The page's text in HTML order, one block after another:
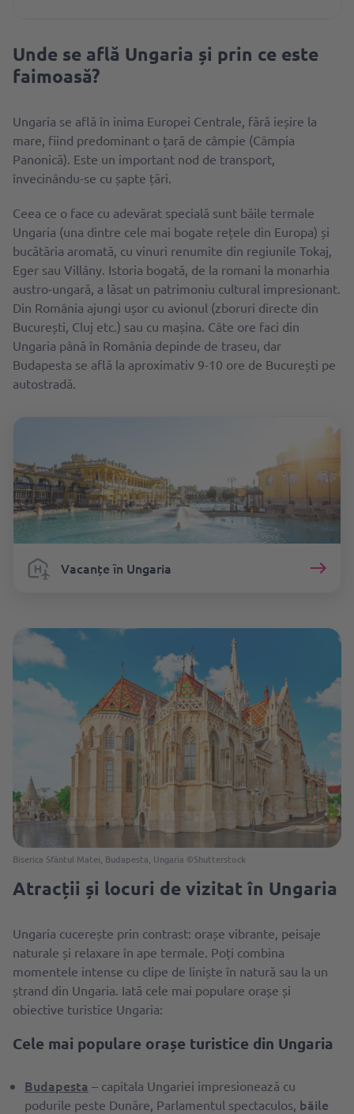
Unde se află Ungaria și prin ce este
faimoasă?
Ungaria se află în inima Europei Centrale, fără ieșire la
mare, fiind predominant o țară de câmpie (Câmpia
Panonică). Este un important nod de transport,
învecinându-se cu șapte țări.
Ceea ce o face cu adevărat specială sunt băile termale
Ungaria (una dintre cele mai bogate rețele din Europa) și
bucătăria aromată, cu vinuri renumite din regiunile Tokaj,
Eger sau Villány. Istoria bogată, de la romani la monarhia
austro-ungară, a lăsat un patrimoniu cultural impresionant.
Din România ajungi ușor cu avionul (zboruri directe din
București, Cluj etc.) sau cu mașina. Câte ore faci din
Ungaria până în România depinde de traseu, dar
Budapesta se află la aproximativ 9-10 ore de București pe
autostradă.
Vacanțe ȋn Ungaria
Biserica Sfântul Matei, Budapesta, Ungaria ©Shutterstock
Atracții și locuri de vizitat în Ungaria
Ungaria cucerește prin contrast: orașe vibrante, peisaje
naturale și relaxare în ape termale. Poți combina
momentele intense cu clipe de liniște în natură sau la un
ștrand din Ungaria. Iată cele mai populare orașe și
obiective turistice Ungaria:
Cele mai populare orașe turistice din Ungaria
Budapesta – capitala Ungariei impresionează cu
podurile peste Dunăre, Parlamentul spectaculos, băile